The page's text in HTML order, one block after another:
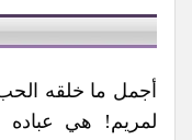
أجمل ما خلقه
لمريم! هي عباده